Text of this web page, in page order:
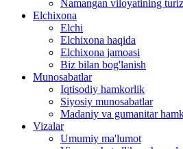
Namangan viloyatining
Elchixona
Elchi
Elchixona haqida
Elchixona jamoasi
Biz bilan bog'lanish
Munosabatlar
Iqtisodiy hamkorlik
Siyosiy munosabatlar
Madaniy va gumanitar
Vizalar
Umumiy ma'lumot